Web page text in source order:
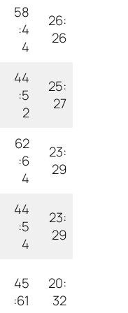
58
:4
4
26:
26
44
:5
2
25:
27
62
:6
4
23:
29
44
:5
4
23:
29
45
:61
20:
32